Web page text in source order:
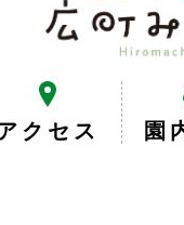
クセス 園